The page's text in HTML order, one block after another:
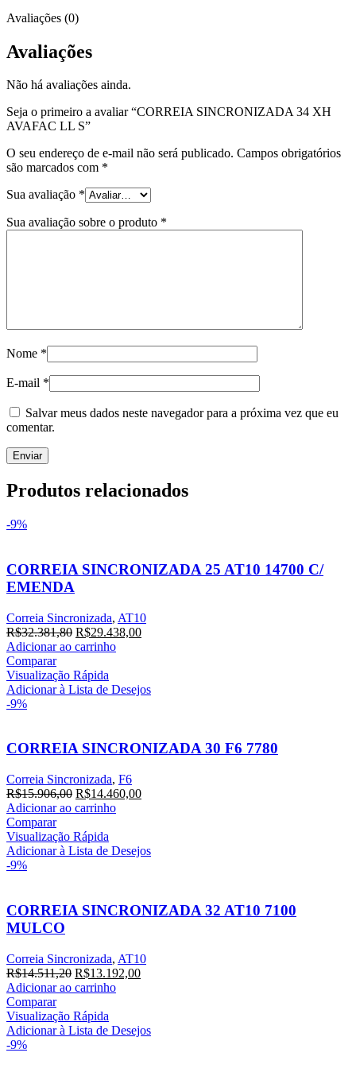
Avaliações (0)
Avaliações
Não há avaliações ainda.
Seja o primeiro a avaliar “CORREIA SINCRONIZADA 34 XH
AVAFAC LL S”
O seu endereço de e-mail não será publicado. Campos obrigatórios
são marcados com *
Sua avaliação *
Sua avaliação sobre o produto *
Nome *
E-mail *
Salvar meus dados neste navegador para a próxima vez que eu
comentar.
Produtos relacionados
-9%
CORREIA SINCRONIZADA 25 AT10 14700 C/
EMENDA
Correia Sincronizada, AT10
R$32.381,80 O
preço
era:
R$32.381,80.
R$29.438,00O
R$29.438,00.
Adicionar ao carrinho
Comparar
Visualização Rápida
Adicionar à Lista de Desejos
-9%
CORREIA SINCRONIZADA 30 F6 7780
Correia Sincronizada, F6
R$15.906,00 O
preço
era:
R$15.906,00.
R$14.460,00O
R$14.460,00.
Adicionar ao carrinho
Comparar
Visualização Rápida
Adicionar à Lista de Desejos
-9%
CORREIA SINCRONIZADA 32 AT10 7100
MULCO
Correia Sincronizada, AT10
R$14.511,20 O
preço
era:
R$14.511,20.
R$13.192,00O
R$13.192,00.
Adicionar ao carrinho
Comparar
Visualização Rápida
Adicionar à Lista de Desejos
-9%